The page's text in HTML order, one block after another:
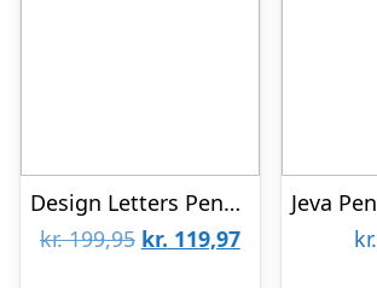
Design Letters Penalhus – Work – Grå
kr.199,95 Den
kr. 119,97Den
kr.